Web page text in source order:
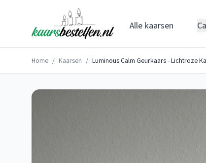
Alle kaarsen
Home / Kaarsen / Luminous Calm Geurkaars - Lichtroze